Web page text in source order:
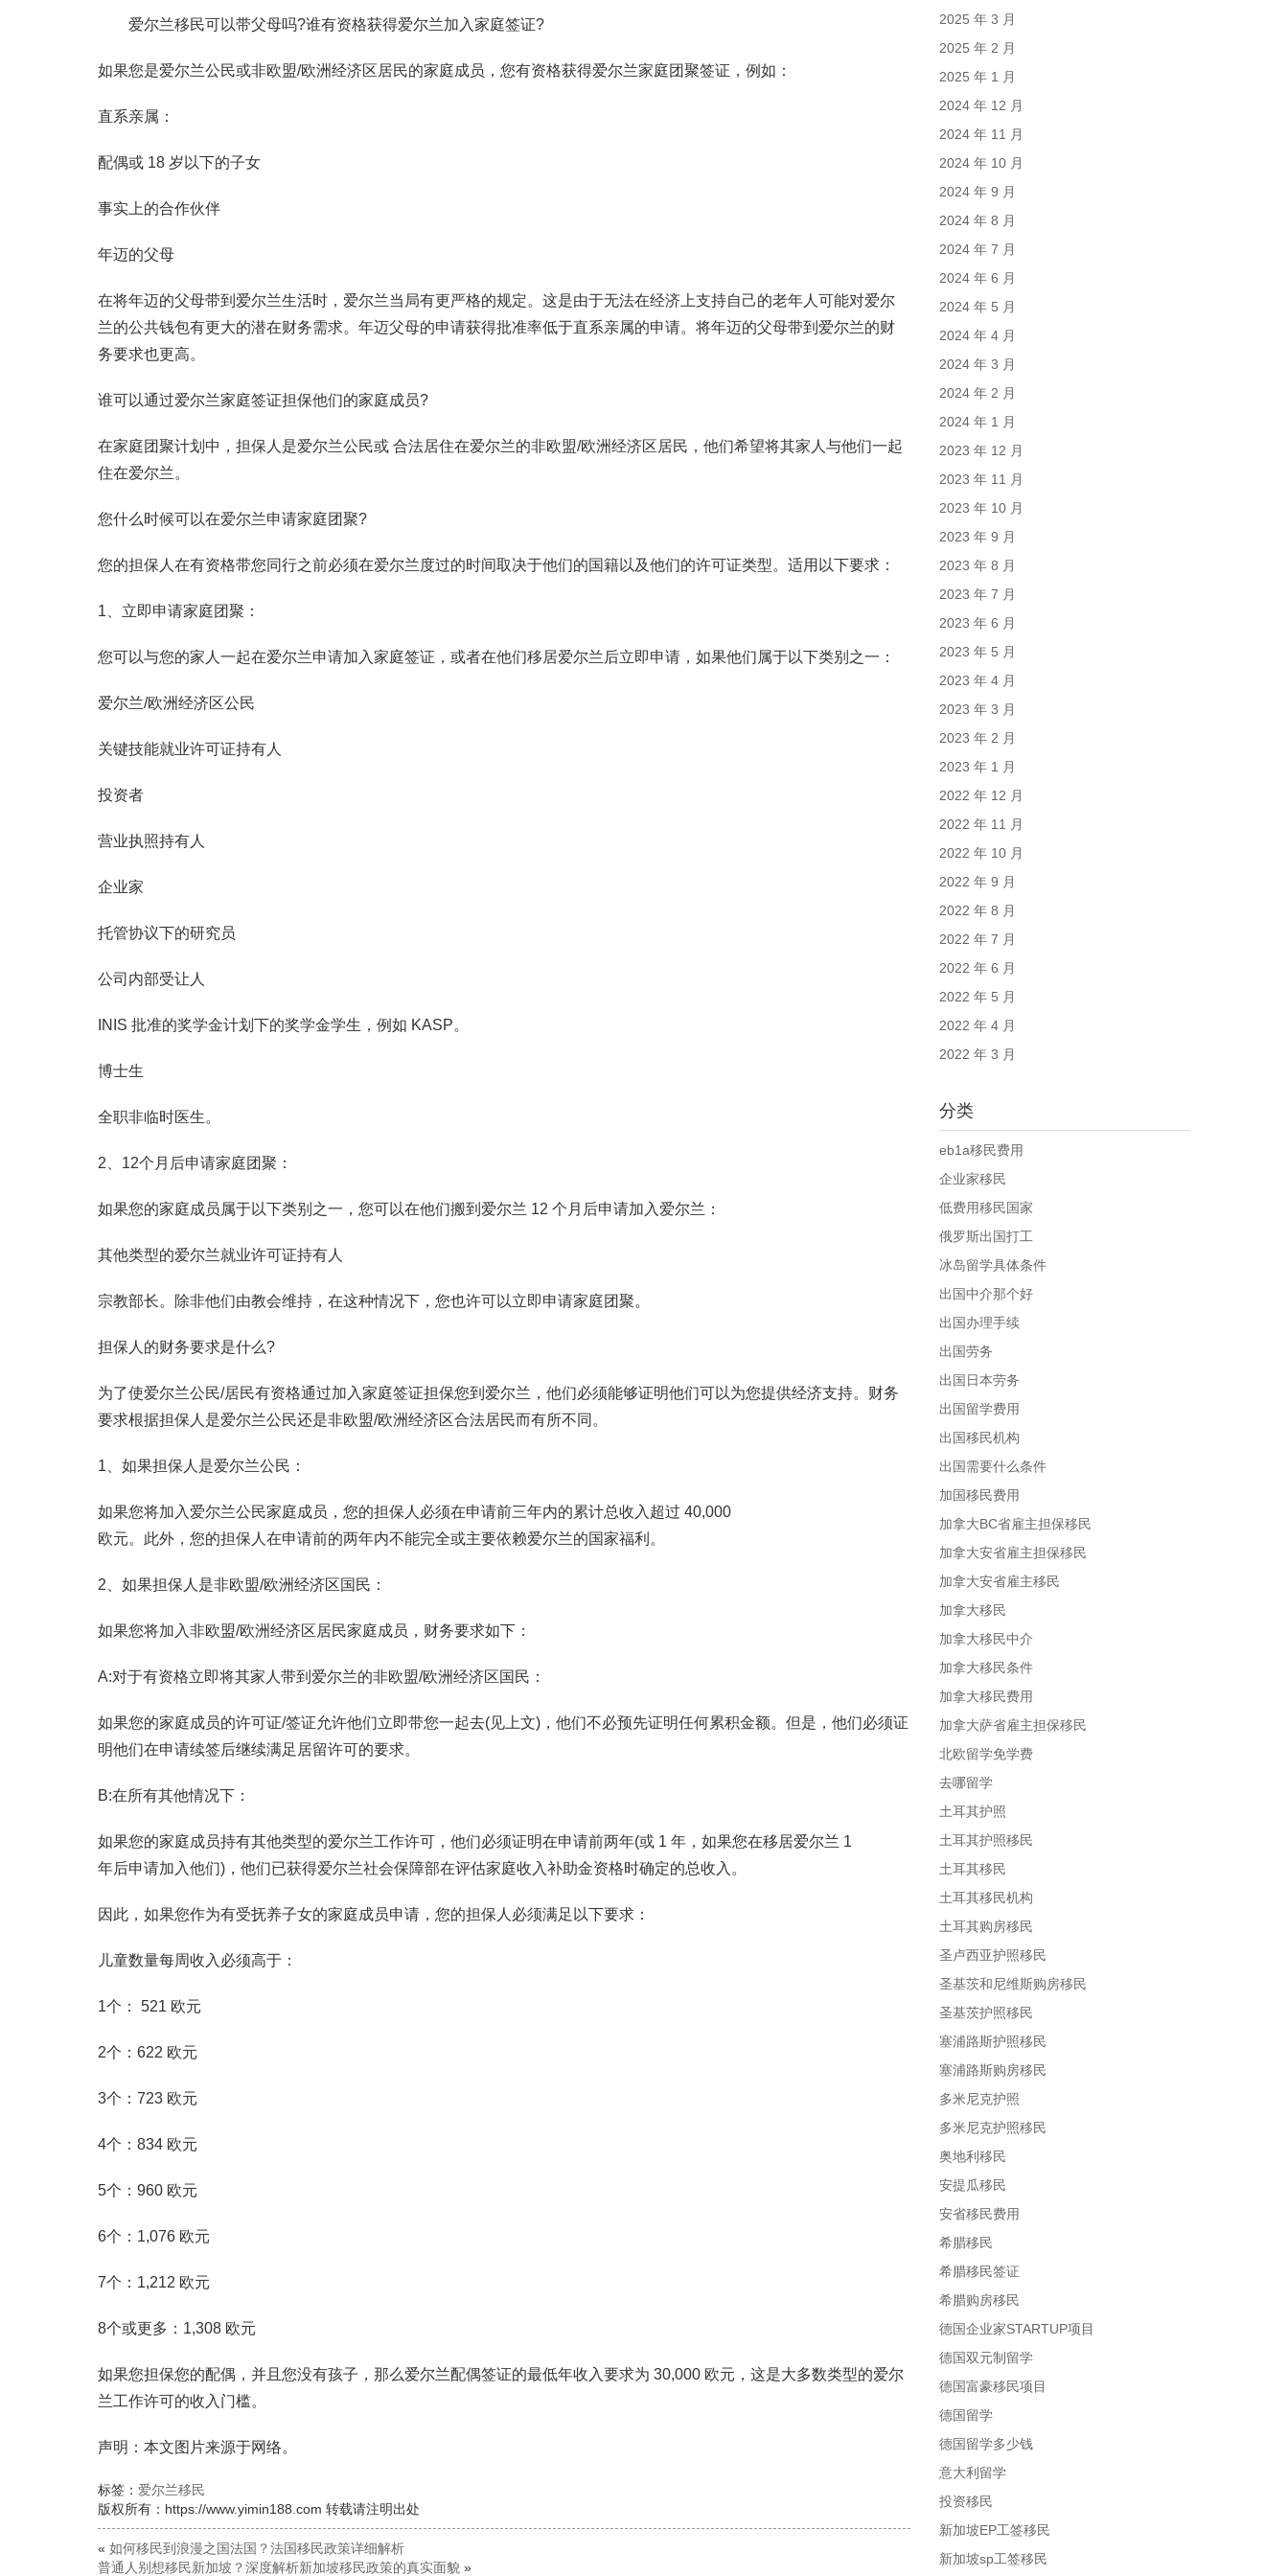
爱尔兰移民可以带父母吗?谁有资格获得爱尔兰加入家庭签证?
如果您是爱尔兰公民或非欧盟/欧洲经济区居民的家庭成员，您有资格获得爱尔兰家庭团聚签证，例如：
直系亲属：
配偶或 18 岁以下的子女
事实上的合作伙伴
年迈的父母
在将年迈的父母带到爱尔兰生活时，爱尔兰当局有更严格的规定。这是由于无法在经济上支持自己的老年人可能对爱尔
兰的公共钱包有更大的潜在财务需求。年迈父母的申请获得批准率低于直系亲属的申请。将年迈的父母带到爱尔兰的财
务要求也更高。
谁可以通过爱尔兰家庭签证担保他们的家庭成员?
在家庭团聚计划中，担保人是爱尔兰公民或 合法居住在爱尔兰的非欧盟/欧洲经济区居民，他们希望将其家人与他们一起
住在爱尔兰。
您什么时候可以在爱尔兰申请家庭团聚?
您的担保人在有资格带您同行之前必须在爱尔兰度过的时间取决于他们的国籍以及他们的许可证类型。适用以下要求：
1、立即申请家庭团聚：
您可以与您的家人一起在爱尔兰申请加入家庭签证，或者在他们移居爱尔兰后立即申请，如果他们属于以下类别之一：
爱尔兰/欧洲经济区公民
关键技能就业许可证持有人
投资者
营业执照持有人
企业家
托管协议下的研究员
公司内部受让人
INIS 批准的奖学金计划下的奖学金学生，例如 KASP。
博士生
全职非临时医生。
2、12个月后申请家庭团聚：
如果您的家庭成员属于以下类别之一，您可以在他们搬到爱尔兰 12 个月后申请加入爱尔兰：
其他类型的爱尔兰就业许可证持有人
宗教部长。除非他们由教会维持，在这种情况下，您也许可以立即申请家庭团聚。
担保人的财务要求是什么?
为了使爱尔兰公民/居民有资格通过加入家庭签证担保您到爱尔兰，他们必须能够证明他们可以为您提供经济支持。财务
要求根据担保人是爱尔兰公民还是非欧盟/欧洲经济区合法居民而有所不同。
1、如果担保人是爱尔兰公民：
如果您将加入爱尔兰公民家庭成员，您的担保人必须在申请前三年内的累计总收入超过 40,000
欧元。此外，您的担保人在申请前的两年内不能完全或主要依赖爱尔兰的国家福利。
2、如果担保人是非欧盟/欧洲经济区国民：
如果您将加入非欧盟/欧洲经济区居民家庭成员，财务要求如下：
A:对于有资格立即将其家人带到爱尔兰的非欧盟/欧洲经济区国民：
如果您的家庭成员的许可证/签证允许他们立即带您一起去(见上文)，他们不必预先证明任何累积金额。但是，他们必须证
明他们在申请续签后继续满足居留许可的要求。
B:在所有其他情况下：
如果您的家庭成员持有其他类型的爱尔兰工作许可，他们必须证明在申请前两年(或 1 年，如果您在移居爱尔兰 1
年后申请加入他们)，他们已获得爱尔兰社会保障部在评估家庭收入补助金资格时确定的总收入。
因此，如果您作为有受抚养子女的家庭成员申请，您的担保人必须满足以下要求：
儿童数量每周收入必须高于：
1个： 521 欧元
2个：622 欧元
3个：723 欧元
4个：834 欧元
5个：960 欧元
6个：1,076 欧元
7个：1,212 欧元
8个或更多：1,308 欧元
如果您担保您的配偶，并且您没有孩子，那么爱尔兰配偶签证的最低年收入要求为 30,000 欧元，这是大多数类型的爱尔
兰工作许可的收入门槛。
声明：本文图片来源于网络。
标签： 爱尔兰移民
版权所有：https://www.yimin188.com 转载请注明出处
« 如何移民到浪漫之国法国？法国移民政策详细解析
普通人别想移民新加坡？深度解析新加坡移民政策的真实面貌 »
2025 年 3 月
2025 年 2 月
2025 年 1 月
2024 年 12 月
2024 年 11 月
2024 年 10 月
2024 年 9 月
2024 年 8 月
2024 年 7 月
2024 年 6 月
2024 年 5 月
2024 年 4 月
2024 年 3 月
2024 年 2 月
2024 年 1 月
2023 年 12 月
2023 年 11 月
2023 年 10 月
2023 年 9 月
2023 年 8 月
2023 年 7 月
2023 年 6 月
2023 年 5 月
2023 年 4 月
2023 年 3 月
2023 年 2 月
2023 年 1 月
2022 年 12 月
2022 年 11 月
2022 年 10 月
2022 年 9 月
2022 年 8 月
2022 年 7 月
2022 年 6 月
2022 年 5 月
2022 年 4 月
2022 年 3 月
分类
eb1a移民费用
企业家移民
低费用移民国家
俄罗斯出国打工
冰岛留学具体条件
出国中介那个好
出国办理手续
出国劳务
出国日本劳务
出国留学费用
出国移民机构
出国需要什么条件
加国移民费用
加拿大BC省雇主担保移民
加拿大安省雇主担保移民
加拿大安省雇主移民
加拿大移民
加拿大移民中介
加拿大移民条件
加拿大移民费用
加拿大萨省雇主担保移民
北欧留学免学费
去哪留学
土耳其护照
土耳其护照移民
土耳其移民
土耳其移民机构
土耳其购房移民
圣卢西亚护照移民
圣基茨和尼维斯购房移民
圣基茨护照移民
塞浦路斯护照移民
塞浦路斯购房移民
多米尼克护照
多米尼克护照移民
奥地利移民
安提瓜移民
安省移民费用
希腊移民
希腊移民签证
希腊购房移民
德国企业家STARTUP项目
德国双元制留学
德国富豪移民项目
德国留学
德国留学多少钱
意大利留学
投资移民
新加坡EP工签移民
新加坡sp工签移民